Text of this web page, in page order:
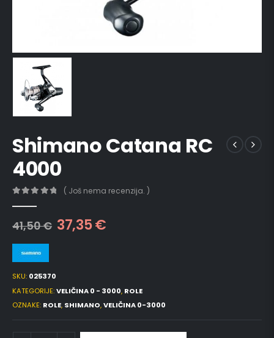
Shimano Catana RC
4000
( Još nema recenzija. )
41,50€ 37,35€
SKU: 025370
KATEGORIJE:VELIČINA 0 - 3000, ROLE
OZNAKE: ROLE, SHIMANO,VELIČINA 0-3000